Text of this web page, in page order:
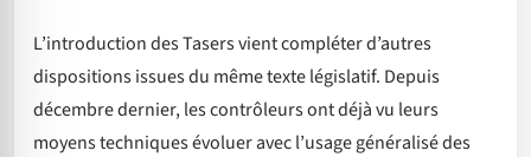
L’introduction des Tasers vient compléter d’autres
dispositions issues du même texte législatif. Depuis
décembre dernier, les contrôleurs ont déjà vu leurs
moyens techniques évoluer avec l’usage généralisé des